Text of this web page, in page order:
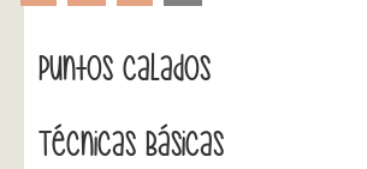
Puntos Calados
Técnicas Básicas